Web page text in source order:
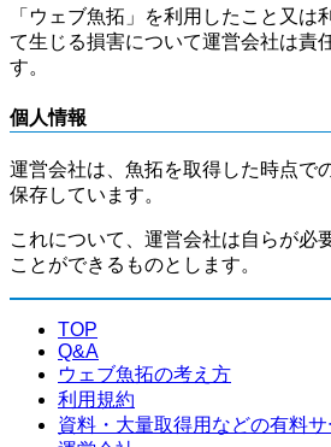
「ウェブ魚拓」を利用したこと又は
て生じる損害について運営会社は責
す。
個人情報
運営会社は、魚拓を取得した時点で
保存しています。
これについて、運営会社は自らが必
ことができるものとします。
TOP
Q&A
ウェブ魚拓の考え方
利用規約
資料・大量取得用などの有料サ